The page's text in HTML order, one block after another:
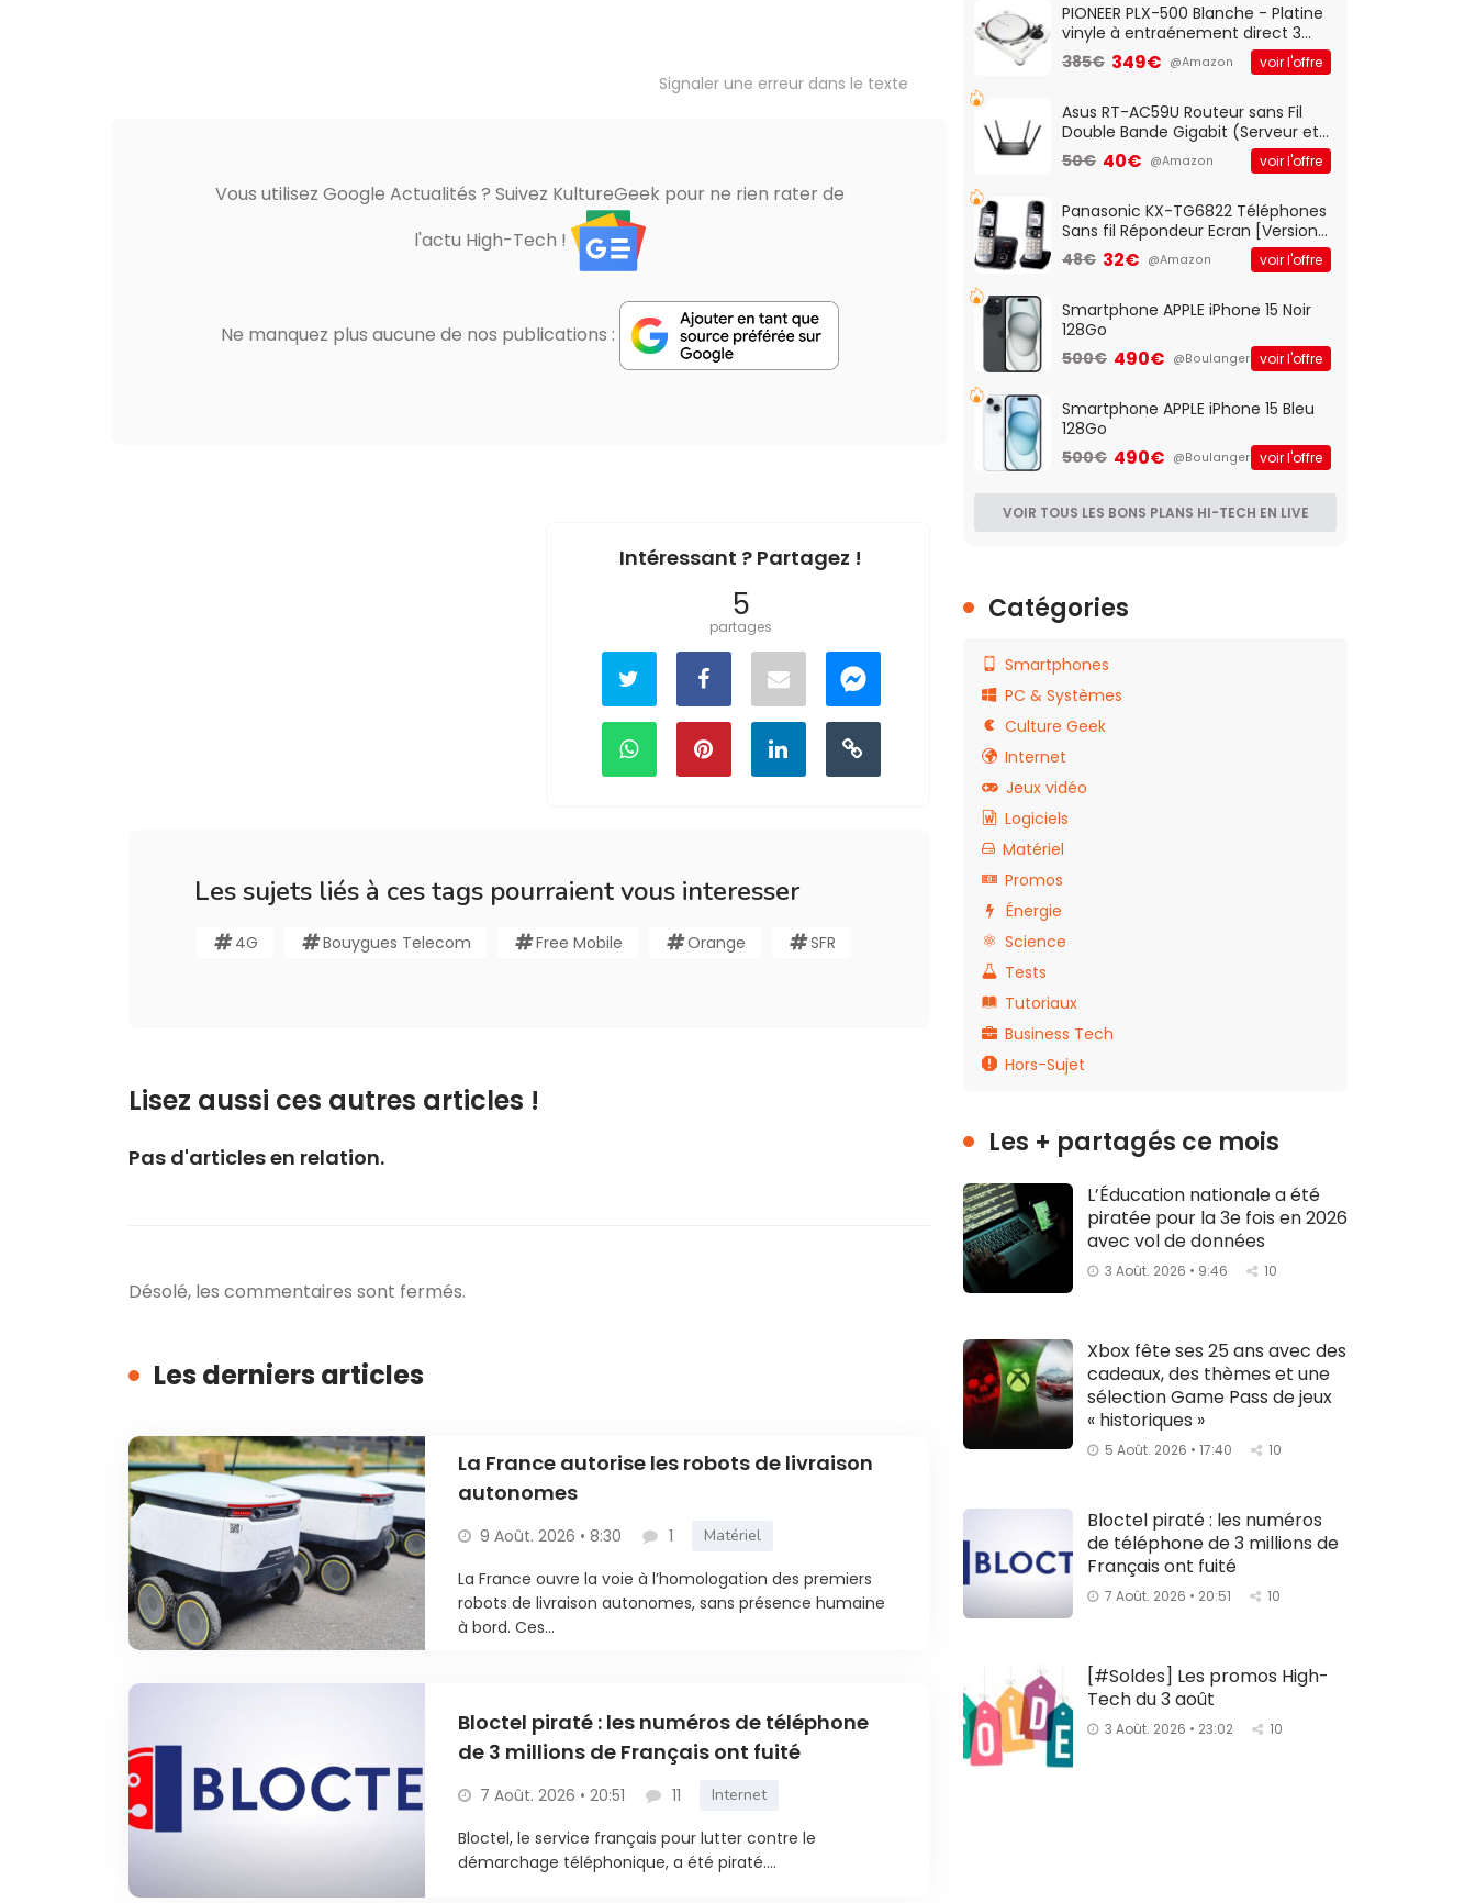
Signaler une erreur dans le texte
Vous utilisez Google Actualités ? Suivez KultureGeek pour ne rien rater de
l'actu High-Tech !
Ne manquez plus aucune de nos publications :
Intéressant ? Partagez !
5
partages
Les sujets liés à ces tags pourraient vous interesser
4G Bouygues Telecom Free Mobile Orange SFR
Lisez aussi ces autres articles !
Pas d'articles en relation.
Désolé, les commentaires sont fermés.
Les derniers articles
La France autorise les robots de livraison
autonomes
9 Août. 2026 • 8:30 1 Matériel
La France ouvre la voie à l’homologation des premiers
robots de livraison autonomes, sans présence humaine
à bord. Ces...
Bloctel piraté : les numéros de téléphone
de 3 millions de Français ont fuité
7 Août. 2026 • 20:51 11 Internet
Bloctel, le service français pour lutter contre le
démarchage téléphonique, a été piraté....
QWERTY UK - Noir
PIONEER PLX-500 Blanche - Platine
vinyle à entraénement direct 3
vitesses (33-45-78 trs/min) avec
pre-ampli intégré et port USB
385€ 349€ @Amazon voir l'offre
Asus RT-AC59U Routeur sans Fil
Double Bande Gigabit (Serveur et
Client VPN, Triple Vlan, Mode Point
d'accès et Bridge, contrôle
50€ 40€ @Amazon voir l'offre
Panasonic KX-TG6822 Téléphones
Sans fil Répondeur Ecran [Version
Française]
48€ 32€ @Amazon voir l'offre
Smartphone APPLE iPhone 15 Noir
128Go
500€ 490€ @Boulanger voir l'offre
Smartphone APPLE iPhone 15 Bleu
128Go
500€ 490€ @Boulanger voir l'offre
VOIR TOUS LES BONS PLANS HI-TECH EN LIVE
Catégories
Smartphones
PC & Systèmes
Culture Geek
Internet
Jeux vidéo
Logiciels
Matériel
Promos
Énergie
Science
Tests
Tutoriaux
Business Tech
Hors-Sujet
Les + partagés ce mois
L’Éducation nationale a été
piratée pour la 3e fois en 2026
avec vol de données
3 Août. 2026 • 9:46 10
Xbox fête ses 25 ans avec des
cadeaux, des thèmes et une
sélection Game Pass de jeux
« historiques »
5 Août. 2026 • 17:40 10
Bloctel piraté : les numéros
de téléphone de 3 millions de
Français ont fuité
7 Août. 2026 • 20:51 10
[#Soldes] Les promos High-
Tech du 3 août
3 Août. 2026 • 23:02 10